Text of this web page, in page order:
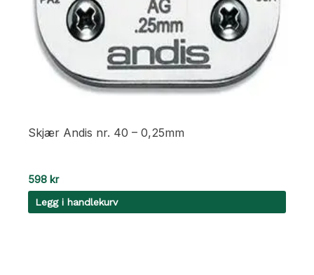
Skjær Andis nr. 40 – 0,25mm
598 kr
Legg i handlekurv